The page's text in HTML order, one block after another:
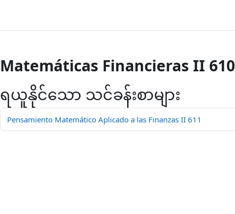
Matemáticas Financieras II 610
ရယူနိုင်သော သင်ခန်းစာများ
Pensamiento Matemático Aplicado a las Finanzas II 611